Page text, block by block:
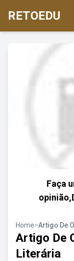
RETOEDU
Faça
Home>Artigo De
Artigo De
Literária